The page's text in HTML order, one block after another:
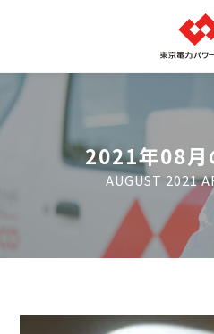
2021年08月
AUGUST 2021